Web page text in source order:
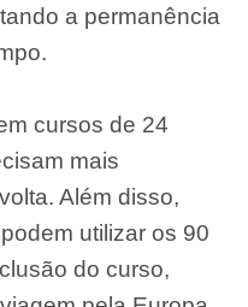
a permanência
cursos de 24
mais
Além disso,
utilizar os 90
do curso,